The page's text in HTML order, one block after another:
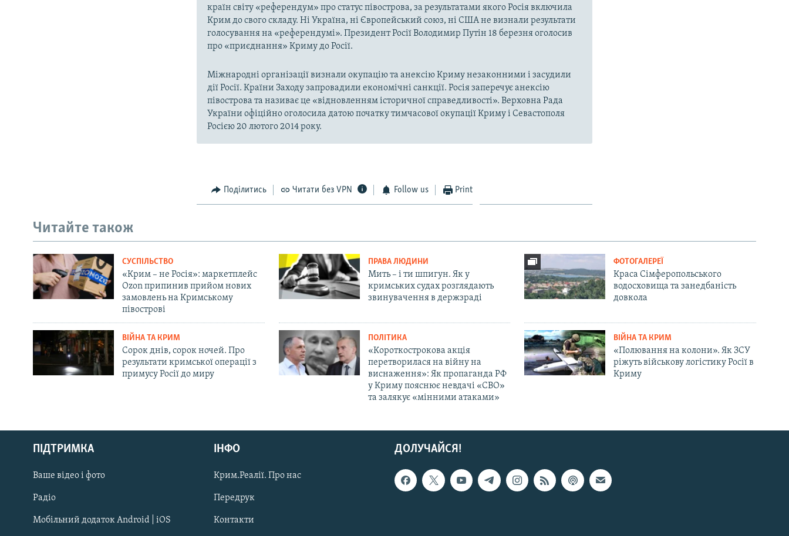
Русский
Qırımtatar
ДОЛУЧАЙСЯ!
країн світу «референдум» про статус півострова, за результатами якого Росія включила
Крим до свого складу. Ні Україна, ні Європейський союз, ні США не визнали результати
голосування на «референдумі». Президент Росії Володимир Путін 18 березня оголосив
про «приєднання» Криму до Росії.
Міжнародні організації визнали окупацію та анексію Криму незаконними і засудили
дії Росії. Країни Заходу запровадили економічні санкції. Росія заперечує анексію
півострова та називає це «відновленням історичної справедливості». Верховна Рада
України офіційно оголосила датою початку тимчасової окупації Криму і Севастополя
Росією 20 лютого 2014 року.
Поділитись Читати без VPN Follow us Print
Читайте також
СУСПІЛЬСТВО
«Крим – не Росія»: маркетплейс
Ozon припинив прийом нових
замовлень на Кримському
півострові
ПРАВА ЛЮДИНИ
Мить – і ти шпигун. Як у
кримських судах розглядають
звинувачення в держзраді
ФОТОГАЛЕРЕЇ
Краса Сімферопольського
водосховища та занедбаність
довкола
ВІЙНА ТА КРИМ
Сорок днів, сорок ночей. Про
результати кримської операції з
примусу Росії до миру
ПОЛІТИКА
«Короткострокова акція
перетворилася на війну на
виснаження»: Як пропаганда РФ
у Криму пояснює невдачі «СВО»
та залякує «мінними атаками»
ВІЙНА ТА КРИМ
«Полювання на колони». Як ЗСУ
ріжуть військову логістику Росії в
Криму
ДОЛУЧАЙСЯ!
ПІДТРИМКА
Ваше відео і фото
Радіо
Мобільний додаток Android | iOS
ІНФО
Крим.Реалії. Про нас
Передрук
Контакти